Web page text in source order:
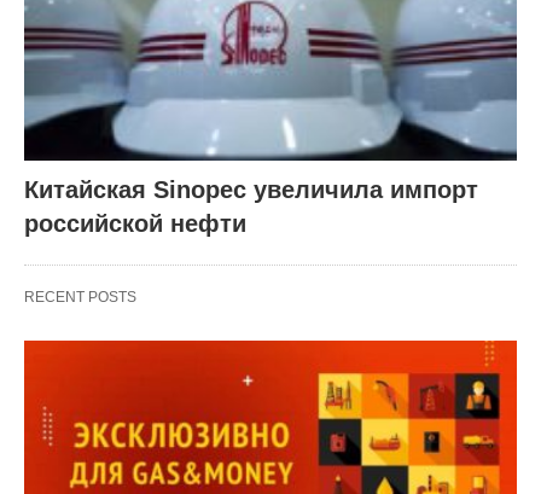
Китайская Sinopec увеличила импорт
российской нефти
RECENT POSTS